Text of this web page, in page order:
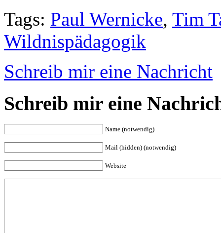
Tags: Paul Wernicke, Tim
Wildnispädagogik
Schreib mir eine Nachricht
Schreib mir eine
Name (notwendig)
Mail (hidden) (notwendig)
Website